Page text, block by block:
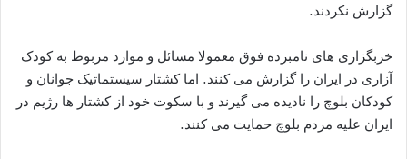
گزارش نکردند.
خربگزاری های نامبرده فوق معمولا مسائل و موارد مربوط به کودک
آزاری در ایران را گزارش می کنند. اما کشتار سیستماتیک جوانان و
کودکان بلوچ را نادیده می گیرند و با سکوت خود از کشتار ها رژیم در
ایران علیه مردم بلوچ حمایت می کنند.